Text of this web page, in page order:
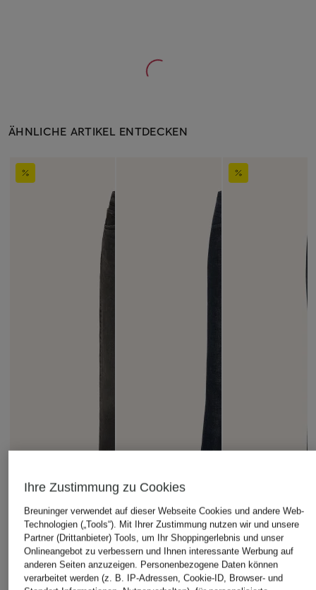
ÄHNLICHE ARTIKEL ENTDECKEN
AGOLDE
Straight Jeans
BRAX
Wide Leg Jeans
CLOSED
Cropped Jeans
Ihre Zustimmung zu Cookies
Breuninger verwendet auf dieser Webseite Cookies und andere Web-
Technologien („Tools“). Mit Ihrer Zustimmung nutzen wir und unsere
Partner (Drittanbieter) Tools, um Ihr Shoppingerlebnis und unser
Onlineangebot zu verbessern und Ihnen interessante Werbung auf
anderen Seiten anzuzeigen. Personenbezogene Daten können
verarbeitet werden (z. B. IP-Adressen, Cookie-ID, Browser- und